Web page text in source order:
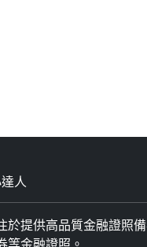
人
於提供高品質金融證照